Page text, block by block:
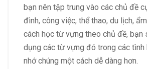
bạn nên tập trung vào các chủ đề
đình, công việc, thể thao, du lịch,
cách học từ vựng theo chủ đề, bạn
dụng các từ vựng đó trong các tình
nhớ chúng một cách dễ dàng hơn.